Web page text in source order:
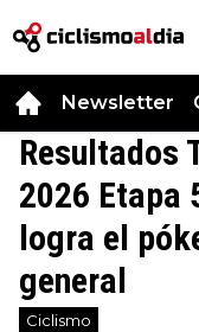
Newsletter
Resultados
2026 Etapa
logra el
general
Ciclismo